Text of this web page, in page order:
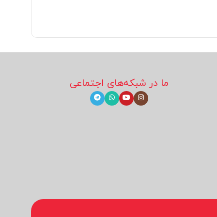
ما در شبکه‌های اجتماعی